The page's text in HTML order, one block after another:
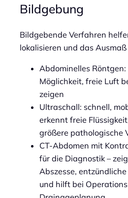
Bildgebung
Bildgebende Verfahren
lokalisieren und das
Abdominelles Röntgen:
Möglichkeit, freie Luft
zeigen
Ultraschall: schnell,
erkennt freie
größere pathologische
CT-Abdomen mit
für die Diagnostik –
Abszesse,
und hilft bei